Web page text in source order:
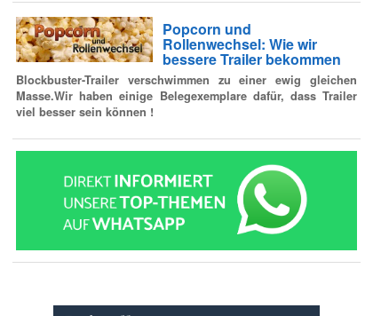
Popcorn und
Rollenwechsel: Wie wir
bessere Trailer bekommen
Blockbuster-Trailer verschwimmen zu einer ewig gleichen
Masse.Wir haben einige Belegexemplare dafür, dass Trailer
viel besser sein können !